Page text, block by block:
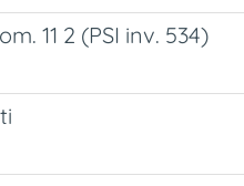
11 2 (PSI inv. 534)